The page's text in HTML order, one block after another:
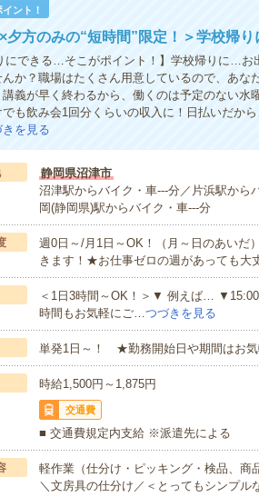
ント！
夕方のみの“短時間”限定！＞学校帰
にできる…そこがポイント！】学校帰りに…お
んか？職場はたくさん用意しているので、あ
講義が早く終わるから、働くのは予定のない
でも飲み会1回分くらいの収入に！日払いだか
きを見る
静岡県沼津市
沼津駅からバイク・車---分／片浜駅から
岡(静岡県)駅からバイク・車---分
週0日～/月1日～OK！（月～日のあい
きます！★お仕事ゼロの週があっても大
＜1日3時間～OK！＞▼ 例えば… ▼15:00
時間もお気軽にご…つづきを見る
単発1日～！ ★勤務開始日や期間はお
時給1,500円～1,875円
交通費
■ 交通費規定内支給 ※派遣先による
軽作業（仕分け・ピッキング・検品、商
＼文房具の仕分け／＜とってもシンプ